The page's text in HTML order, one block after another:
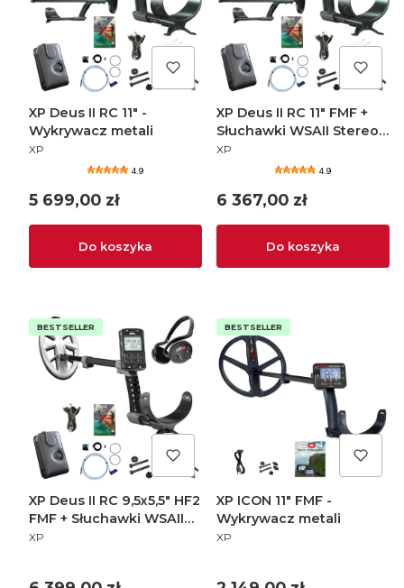
XP Deus II RC 11" -
Wykrywacz metali
PRODUCENT
XP
4.9
Cena
5 699,00 zł
Do koszyka
XP Deus II RC 11" FMF +
Słuchawki WSAII Stereo -
Wykrywacz metali
PRODUCENT
XP
4.9
Cena
6 367,00 zł
Do koszyka
BESTSELLER
XP Deus II RC 9,5x5,5" HF2
FMF + Słuchawki WSAII
Stereo - Wykrywacz
PRODUCENT
XP
BESTSELLER
XP ICON 11" FMF -
Wykrywacz metali
PRODUCENT
XP